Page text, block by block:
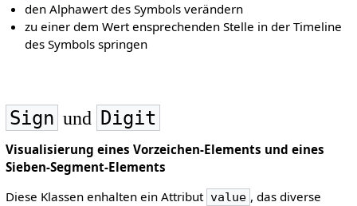
den Alphawert des Symbols verändern
zu einer dem Wert ensprechenden Stelle in der Timeline
des Symbols springen
Sign und Digit
Visualisierung eines Vorzeichen-Elements und eines
Sieben-Segment-Elements
Diese Klassen enhalten ein Attribut value , das diverse